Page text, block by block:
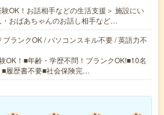
験OK！お話相手などの生活支援＞ 施設にい
・おばあちゃんのお話し相手など…
ブランクOK / パソコンスキル不要 / 英語力不
OK！■年齢・学歴不問！ブランクOK!■10名
■履歴書不要■社会保険完…